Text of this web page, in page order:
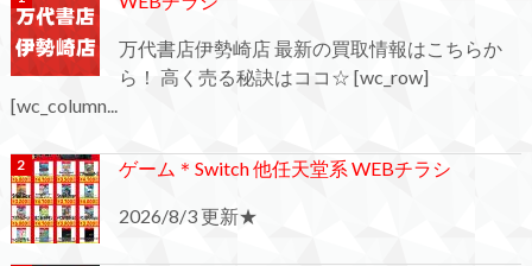
万代書店伊勢崎店 最新の買取情報はこちらか
ら！ 高く売る秘訣はココ☆ [wc_row]
[wc_column...
ゲーム＊Switch 他任天堂系 WEBチラシ
2026/8/3 更新★